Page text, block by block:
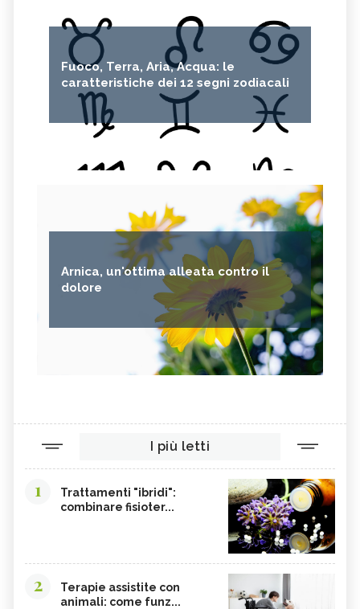
Fuoco, Terra, Aria, Acqua: le
caratteristiche dei 12 segni zodiacali
Arnica, un'ottima alleata contro il
dolore
I più letti
1
Trattamenti "ibridi":
combinare fisioter...
2
Terapie assistite con
animali: come funz...